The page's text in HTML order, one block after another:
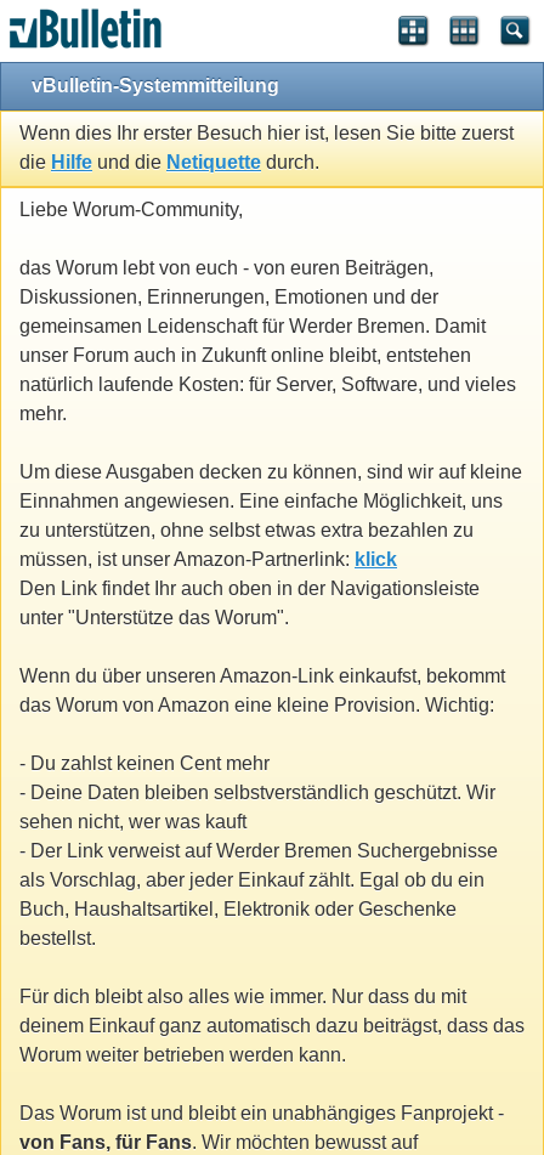
vBulletin-Systemmitteilung
Wenn dies Ihr erster Besuch hier ist, lesen Sie bitte zuerst
die Hilfe und die Netiquette durch.
Liebe Worum-Community,
das Worum lebt von euch - von euren Beiträgen,
Diskussionen, Erinnerungen, Emotionen und der
gemeinsamen Leidenschaft für Werder Bremen. Damit
unser Forum auch in Zukunft online bleibt, entstehen
natürlich laufende Kosten: für Server, Software, und vieles
mehr.
Um diese Ausgaben decken zu können, sind wir auf kleine
Einnahmen angewiesen. Eine einfache Möglichkeit, uns
zu unterstützen, ohne selbst etwas extra bezahlen zu
müssen, ist unser Amazon-Partnerlink: klick
Den Link findet Ihr auch oben in der Navigationsleiste
unter "Unterstütze das Worum".
Wenn du über unseren Amazon-Link einkaufst, bekommt
das Worum von Amazon eine kleine Provision. Wichtig:
- Du zahlst keinen Cent mehr
- Deine Daten bleiben selbstverständlich geschützt. Wir
sehen nicht, wer was kauft
- Der Link verweist auf Werder Bremen Suchergebnisse
als Vorschlag, aber jeder Einkauf zählt. Egal ob du ein
Buch, Haushaltsartikel, Elektronik oder Geschenke
bestellst.
Für dich bleibt also alles wie immer. Nur dass du mit
deinem Einkauf ganz automatisch dazu beiträgst, dass das
Worum weiter betrieben werden kann.
Das Worum ist und bleibt ein unabhängiges Fanprojekt -
von Fans, für Fans. Wir möchten bewusst auf